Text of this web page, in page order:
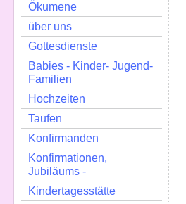
Ökumene
über uns
Gottesdienste
Babies - Kinder- Jugend-
Familien
Hochzeiten
Taufen
Konfirmanden
Konfirmationen,
Jubiläums -
Kindertagesstätte